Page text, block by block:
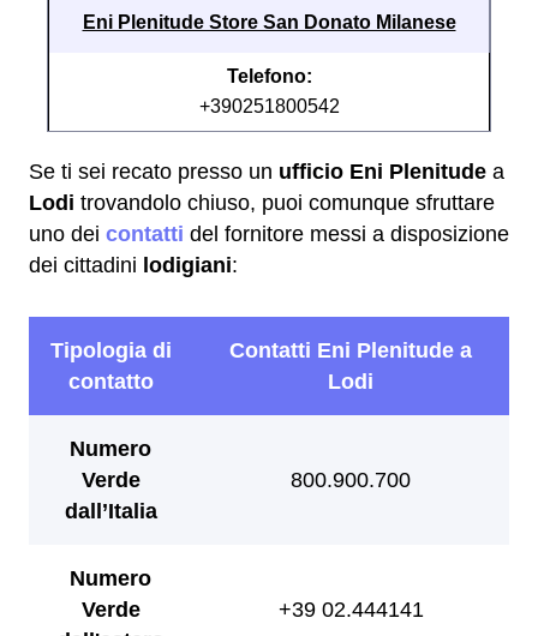
Eni Plenitude Store San Donato Milanese
Telefono:
+390251800542
Se ti sei recato presso un ufficio Eni Plenitude a
Lodi trovandolo chiuso, puoi comunque sfruttare
uno dei contatti del fornitore messi a disposizione
dei cittadini lodigiani: